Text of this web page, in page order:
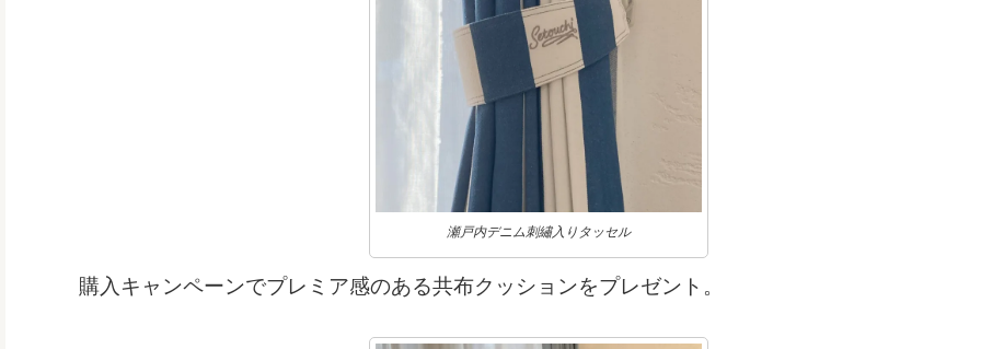
瀬戸内デニム刺繡入りタッセル
購入キャンペーンでプレミア感のある共布クッションをプレゼント。